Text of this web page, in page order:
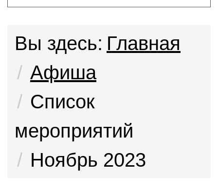
Вы здесь: Главная
Афиша
Список
мероприятий
Ноябрь 2023